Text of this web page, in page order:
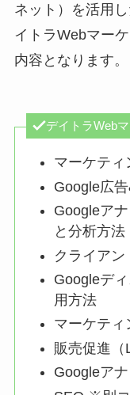
ネット）を活用
イトラWebマー
内容となります。
デイトラWeb
マーケティ
Google広
Googleア
と分析方法
クライア
Googleデ
用方法
マーケティ
販売促進（
Googleア